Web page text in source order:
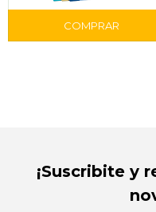
¡Suscribite y